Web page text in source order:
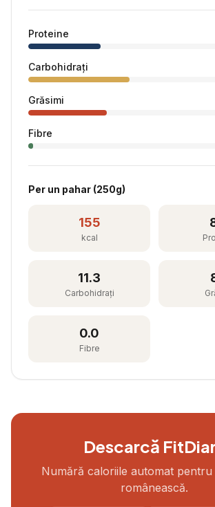
Proteine
Carbohidrați
Grăsimi
Fibre
Per un pahar (250g)
155
kcal
11.3
Carbohidrați
0.0
Fibre
Descarcă
Numără caloriile automat pentru
românească.